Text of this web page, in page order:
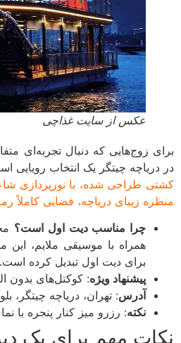
عکس از سایت غذاچی
زوج‌هایی که دنبال تجربه‌ای متفاوت
چیتگر یک انتخاب رویایی است.
طراحی شده، با نورپردازی
زیبای دریاچه، فضایی کاملاً
چرا مناسب دیت اول است؟محیط
همراه با موسیقی ملایم، این
برای دیت اول تبدیل کرده است.
پیشنهاد ویژه : کوکتل‌های بدون الکل
آدرس: تهران، دریاچه چیتگر،
نکته : رزرو میز کنار پنجره با نمای
مهم برای یک دیت